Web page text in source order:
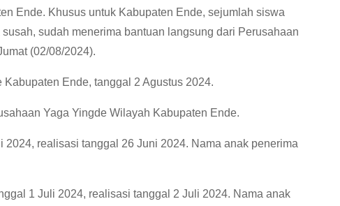
Ende. Khusus untuk Kabupaten Ende, sejumlah siswa
sudah menerima bantuan langsung dari Perusahaan
(02/08/2024).
Ende, tanggal 2 Agustus 2024.
Yaga Yingde Wilayah Kabupaten Ende.
2024, realisasi tanggal 26 Juni 2024. Nama anak penerima
1 Juli 2024, realisasi tanggal 2 Juli 2024. Nama anak